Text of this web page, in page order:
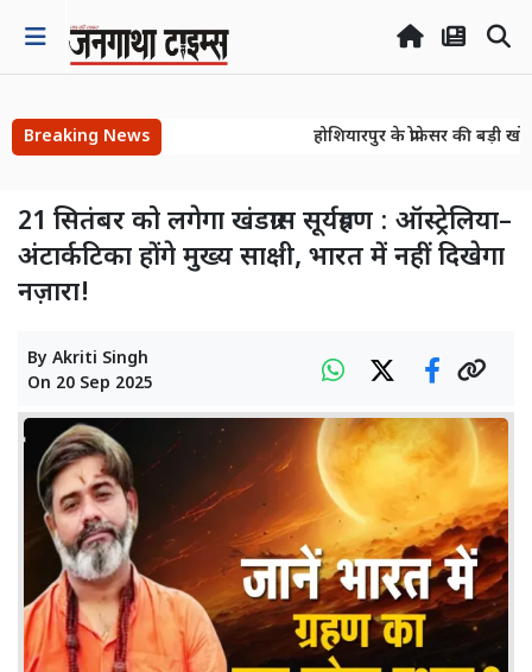
Breaking News
होशियारपुर के प्रोफेसर की बड़ी
21 सितंबर को लगेगा खंडग्रास सूर्यग्रहण : ऑस्ट्रेलिया–
अंटार्कटिका होंगे मुख्य साक्षी, भारत में नहीं दिखेगा
नज़ारा!
By Akriti Singh
On 20 Sep 2025